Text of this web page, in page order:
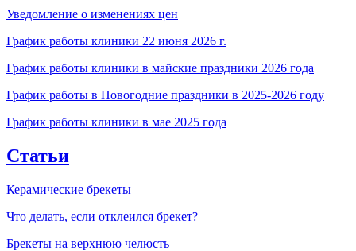
Уведомление о изменениях цен
График работы клиники 22 июня 2026 г.
График работы клиники в майские праздники 2026 года
График работы в Новогодние праздники в 2025-2026 году
График работы клиники в мае 2025 года
Статьи
Керамические брекеты
Что делать, если отклеился брекет?
Брекеты на верхнюю челюсть